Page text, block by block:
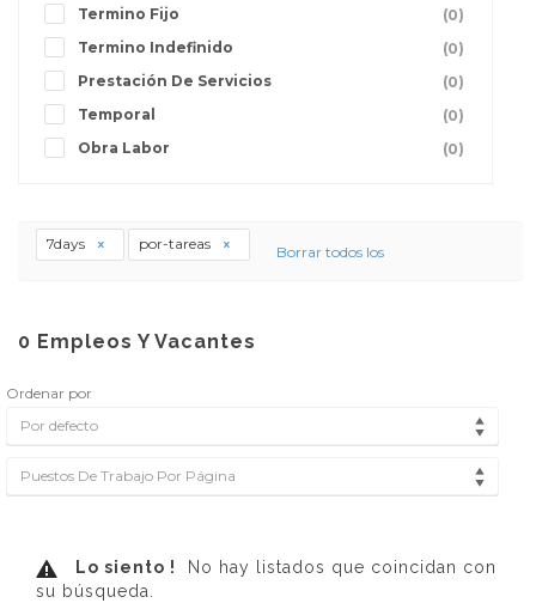
Termino Fijo
(0)
Termino Indefinido
(0)
Prestación De Servicios
(0)
Temporal
(0)
Obra Labor
(0)
7days por-tareas Borrar todos los
0 Empleos Y Vacantes
Ordenar por
Por defecto
Puestos De Trabajo Por Página
Lo siento !
No hay listados que coincidan con
su búsqueda.